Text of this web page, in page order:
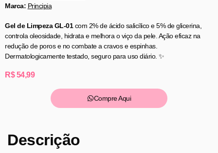
Marca: Principia
Gel de Limpeza GL-01com 2% de ácido salicílico e 5% de glicerina,
controla oleosidade, hidrata e melhora o viço da pele. Ação eficaz na
redução de poros e no combate a cravos e espinhas.
Dermatologicamente testado, seguro para uso diário. ✨
R$54,99
Compre Aqui
Descrição